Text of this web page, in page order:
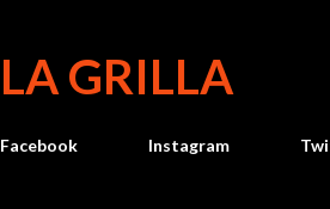
LA GRILLA
Facebook Instagram